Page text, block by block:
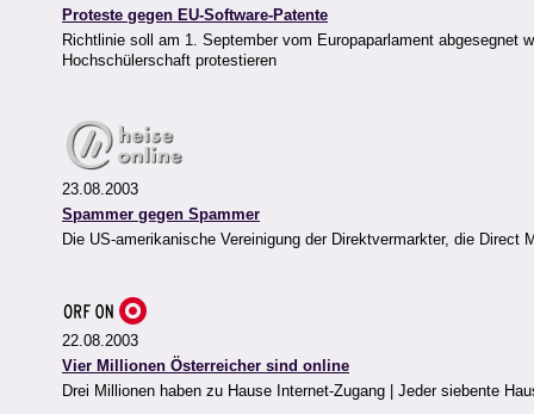
Proteste gegen EU-Software-Patente
Richtlinie soll am 1. September vom Europaparlament abgesegnet
Hochschülerschaft protestieren
23.08.2003
Spammer gegen Spammer
Die US-amerikanische Vereinigung der Direktvermarkter, die
22.08.2003
Vier Millionen Österreicher sind online
Drei Millionen haben zu Hause Internet-Zugang | Jeder siebente